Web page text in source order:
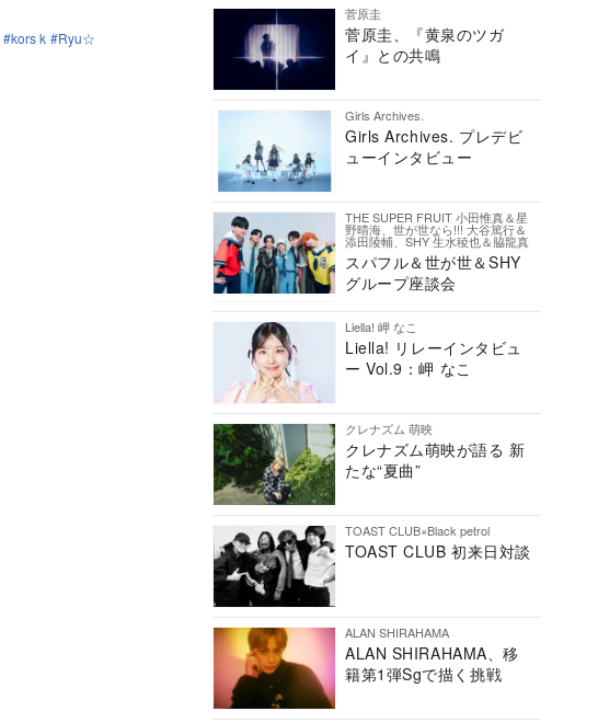
kors k
Ryu☆
菅原圭
菅原圭、『黄泉のツガ
イ』との共鳴
Girls Archives.
Girls Archives. プレデビ
ューインタビュー
THE SUPER FRUIT 小田惟真＆星
野晴海、世が世なら!!! 大谷篤行＆
添田陵輔、SHY 生水稜也＆脇龍真
スパフル＆世が世＆SHY
グループ座談会
Liella! 岬 なこ
Liella! リレーインタビュ
ー Vol.9：岬 なこ
クレナズム 萌映
クレナズム萌映が語る 新
たな“夏曲”
TOAST CLUB×Black petrol
TOAST CLUB 初来日対談
ALAN SHIRAHAMA
ALAN SHIRAHAMA、移
籍第1弾Sgで描く挑戦